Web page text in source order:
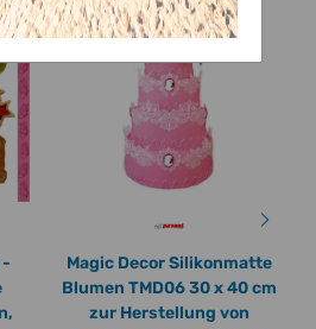
-
Magic Decor Silikonmatte
Blumen TMD06 30 x 40 cm
zur Herstellung von